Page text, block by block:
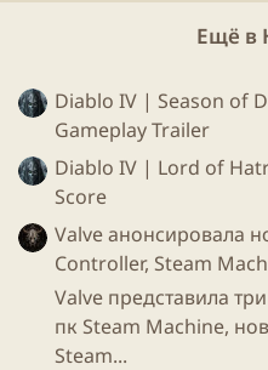
добавляйте
Узнавайте о
которые популярны
сообщества.
Ещё в
Diablo IV | Season of
Gameplay Trailer
Diablo IV | Lord of
Score
Valve анонсировала
Controller, Steam
Valve представила
пк Steam Machine,
Steam...